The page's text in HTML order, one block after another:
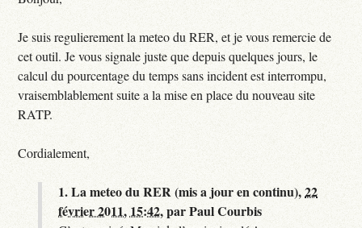
Je suis regulierement la meteo du RER, et je vous remercie de
cet outil. Je vous signale juste que depuis quelques jours, le
calcul du pourcentage du temps sans incident est interrompu,
vraisemblablement suite a la mise en place du nouveau site
RATP.
Cordialement,
1.La meteo du RER (mis a jour en continu),22
février 2011, 15:42,parPaul Courbis